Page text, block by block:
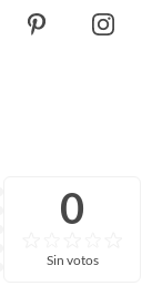
0
Sin votos